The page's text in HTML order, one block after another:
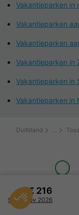
€ 216
9 - 12 nov 2026
Vakantieparken in
Vakantieparken
Vakantieparken
Vakantieparken in
Vakantieparken in
Vakantieparken in
Duitsland
Jouw vakantie, jouw
Vergelijk eenvoudig
vakantieparken